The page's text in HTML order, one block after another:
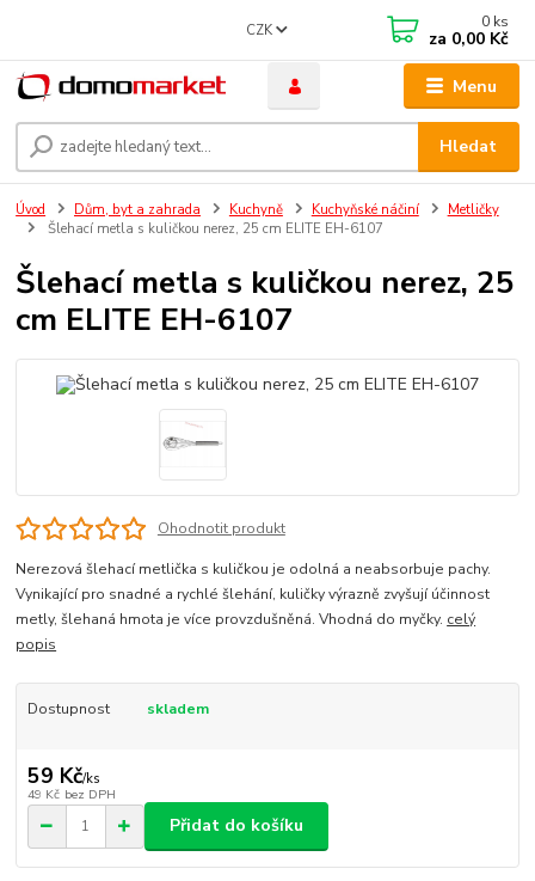
Menu
CZK
Hledat
0 ks
za 0,00 Kč
Úvod Dům, byt a zahrada Kuchyně Kuchyňské náčiní
Metličky
Šlehací metla s kuličkou nerez, 25 cm ELITE EH-6107
Šlehací metla s kuličkou nerez, 25
cm ELITE EH-6107
Ohodnotit produkt
Nerezová šlehací metlička s kuličkou je odolná a neabsorbuje pachy.
Vynikající pro snadné a rychlé šlehání, kuličky výrazně zvyšují účinnost
metly, šlehaná hmota je více provzdušněná. Vhodná do myčky. celý
popis
Dostupnost skladem
59 Kč/ks
49 Kč bez DPH
Přidat do košíku